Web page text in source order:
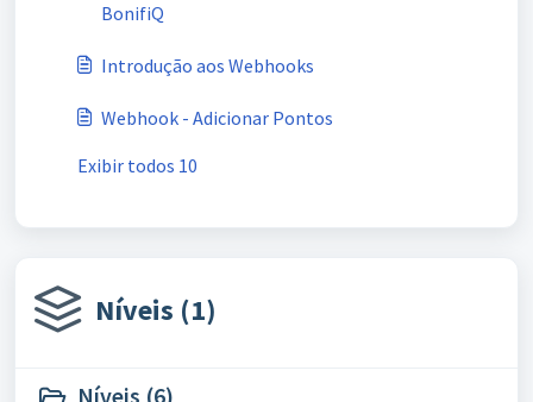
BonifiQ
Introdução aos Webhooks
Webhook - Adicionar Pontos
Exibir todos 10
Níveis (1)
Níveis (6)